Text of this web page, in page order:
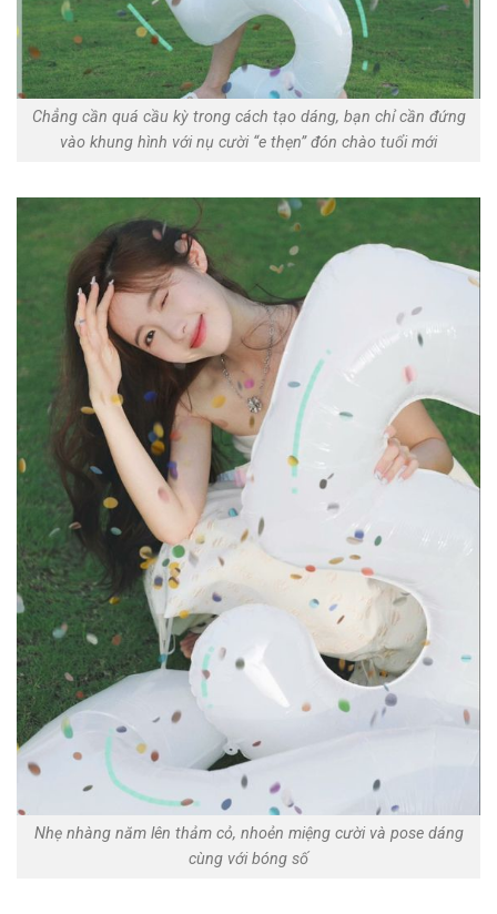
Chẳng cần quá cầu kỳ trong cách tạo dáng, bạn chỉ cần đứng
vào khung hình với nụ cười “e thẹn” đón chào tuổi mới
Nhẹ nhàng năm lên thảm cỏ, nhoẻn miệng cười và pose dáng
cùng với bóng số